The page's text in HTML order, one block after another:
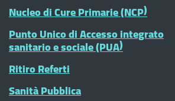
Nucleo di Cure Primarie (NCP)
Punto Unico di Accesso integrato
sanitario e sociale (PUA)
Ritiro Referti
Sanità Pubblica